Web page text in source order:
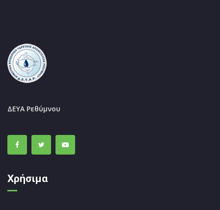
ΔΕΥΑ Ρεθύμνου
Χρήσιμα